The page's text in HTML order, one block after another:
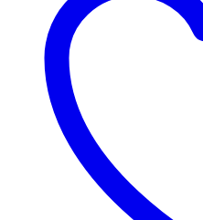
cantidad